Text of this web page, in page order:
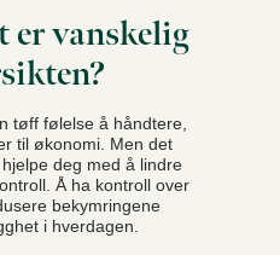
er vanskelig
tøff følelse å håndtere,
til økonomi. Men det
deg med å lindre
Å ha kontroll over
bekymringene
i hverdagen.